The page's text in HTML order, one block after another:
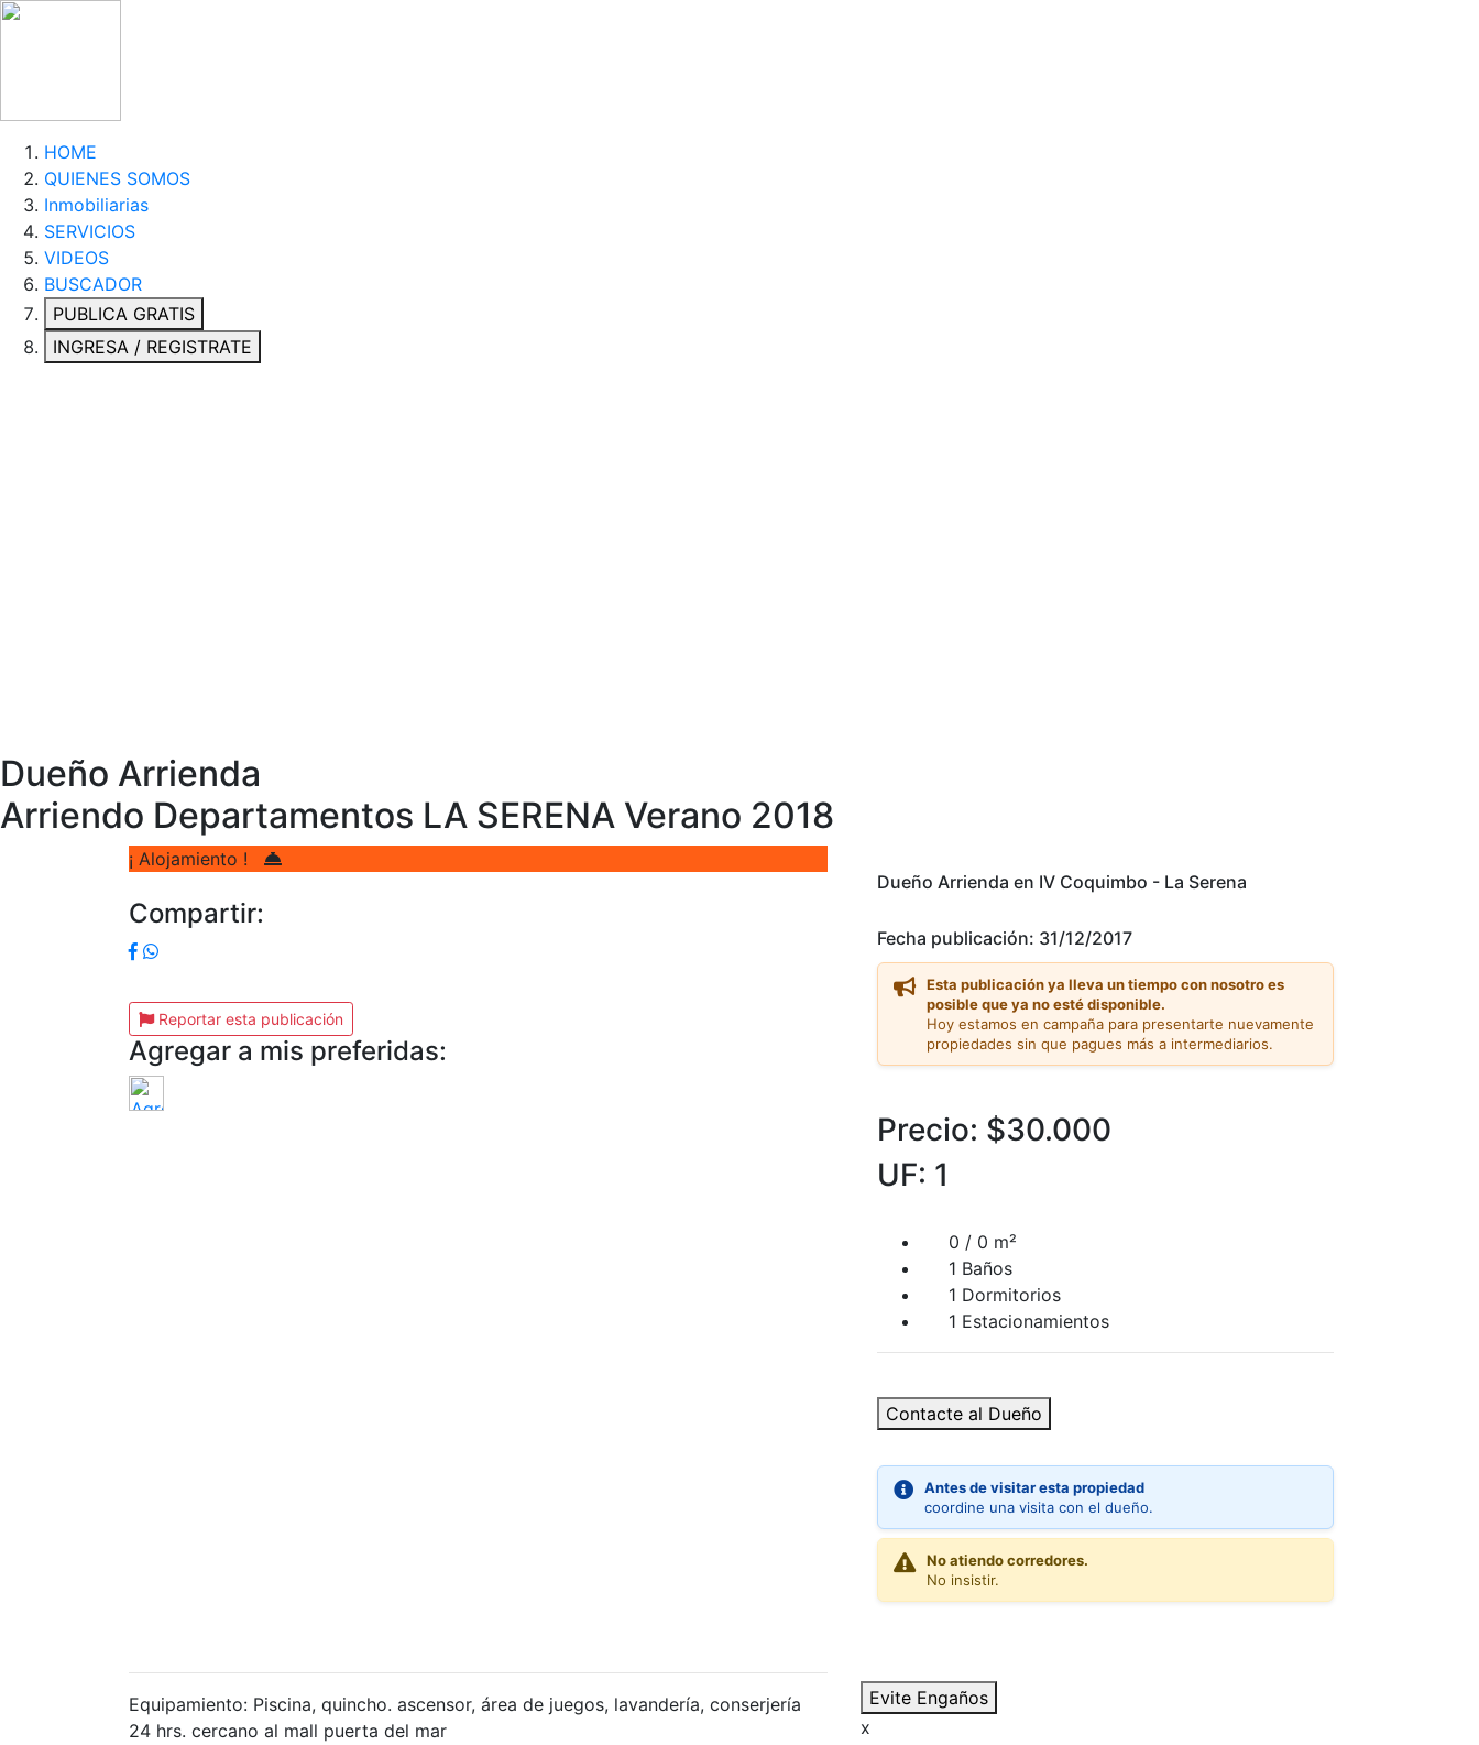
HOME
QUIENES SOMOS
Inmobiliarias
SERVICIOS
VIDEOS
BUSCADOR
PUBLICA GRATIS
INGRESA / REGISTRATE
Dueño Arrienda
Arriendo Departamentos LA SERENA Verano 2018
¡ Alojamiento !
Compartir:
Reportar esta publicación
Agregar a mis preferidas:
Dueño Arrienda en IV Coquimbo - La Serena
Fecha publicación: 31/12/2017
Esta publicación ya lleva un tiempo con nosotro es
posible que ya no esté disponible.
Hoy estamos en campaña para presentarte nuevamente
propiedades sin que pagues más a intermediarios.
Precio: $30.000
UF: 1
0 / 0 m²
1 Baños
1 Dormitorios
1 Estacionamientos
Contacte al Dueño
Antes de visitar esta propiedad
coordine una visita con el dueño.
No atiendo corredores.
No insistir.
Equipamiento: Piscina, quincho. ascensor, área de juegos, lavandería, conserjería
24 hrs. cercano al mall puerta del mar
Evite Engaños
x